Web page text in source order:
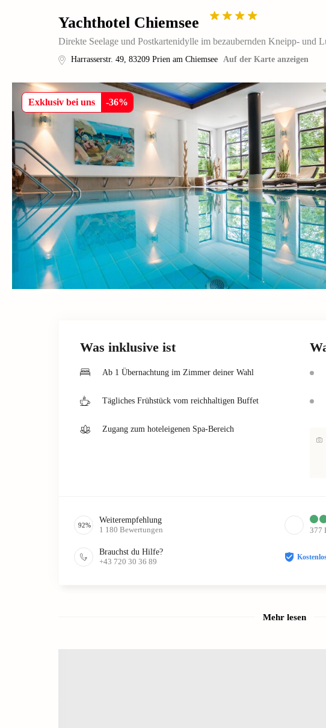
Yachthotel Chiemsee
Direkte Seelage und Postkartenidylle im bezaubernden Kneipp- und
Harrasserstr. 49, 83209 Prien am Chiemsee Auf der Karte anzeigen
Exklusiv bei uns -36%
Was inklusive ist
Ab 1 Übernachtung im Zimmer deiner Wahl
Tägliches Frühstück vom reichhaltigen Buffet
Zugang zum hoteleigenen Spa-Bereich
92%
Weiterempfehlung
1 180 Bewertungen 377
Brauchst du Hilfe?
+43 720 30 36 89
Mehr lesen